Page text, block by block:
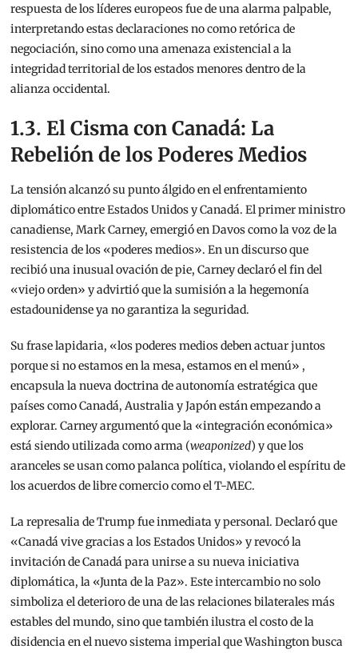
respuesta de los líderes europeos fue de una alarma palpable,
interpretando estas declaraciones no como retórica de
negociación, sino como una amenaza existencial a la
integridad territorial de los estados menores dentro de la
alianza occidental.
1.3. El Cisma con Canadá: La
Rebelión de los Poderes Medios
La tensión alcanzó su punto álgido en el enfrentamiento
diplomático entre Estados Unidos y Canadá. El primer ministro
canadiense, Mark Carney, emergió en Davos como la voz de la
resistencia de los «poderes medios». En un discurso que
recibió una inusual ovación de pie, Carney declaró el fin del
«viejo orden» y advirtió que la sumisión a la hegemonía
estadounidense ya no garantiza la seguridad.
Su frase lapidaria, «los poderes medios deben actuar juntos
porque si no estamos en la mesa, estamos en el menú» ,
encapsula la nueva doctrina de autonomía estratégica que
países como Canadá, Australia y Japón están empezando a
explorar. Carney argumentó que la «integración económica»
está siendo utilizada como arma (weaponized) y que los
aranceles se usan como palanca política, violando el espíritu de
los acuerdos de libre comercio como el T-MEC.
La represalia de Trump fue inmediata y personal. Declaró que
«Canadá vive gracias a los Estados Unidos» y revocó la
invitación de Canadá para unirse a su nueva iniciativa
diplomática, la «Junta de la Paz». Este intercambio no solo
simboliza el deterioro de una de las relaciones bilaterales más
estables del mundo, sino que también ilustra el costo de la
disidencia en el nuevo sistema imperial que Washington busca